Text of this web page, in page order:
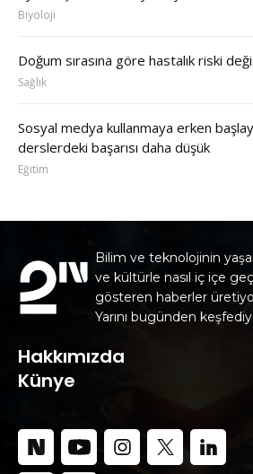
Biyoloji
Doğum sırasına göre hastalık riski
Sağlık
Sosyal medya kullanmaya erken
derslerdeki başarısı daha düşük
Eğitim
Bilim ve teknolojinin
ve kültürle nasıl iç içe
gösteren haberler
Yarını bugünden
Hakkımızda
Künye